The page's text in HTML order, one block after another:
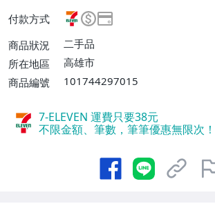
EVEN取貨不付款【單件運費$38】
付款方式
商品狀況
二手品
所在地區
高雄市
商品編號
101744297015
7-ELEVEN 運費只要38元
不限金額、筆數，筆筆優惠無限次！